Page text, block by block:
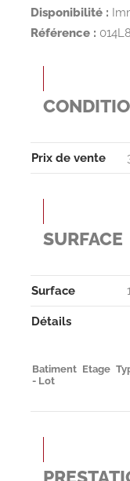
Disponibilité :
Référence :
Prix de vente
SURFACE
Surface
Détails
Batiment
- Lot
Etage